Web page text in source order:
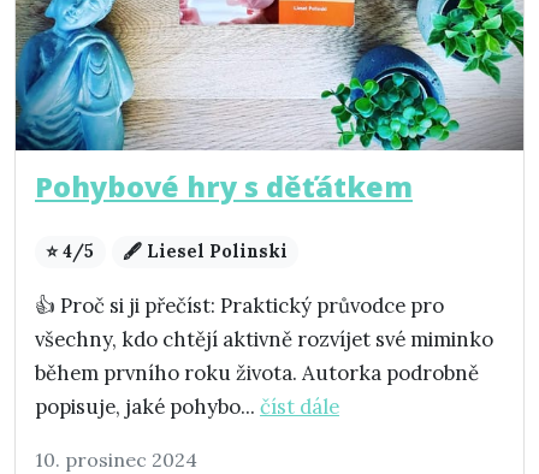
Pohybové hry s děťátkem
⭐ 4/5 🖋️ Liesel Polinski
👍 Proč si ji přečíst: Praktický průvodce pro
všechny, kdo chtějí aktivně rozvíjet své miminko
během prvního roku života. Autorka podrobně
popisuje, jaké pohybo... číst dále
10. prosinec 2024